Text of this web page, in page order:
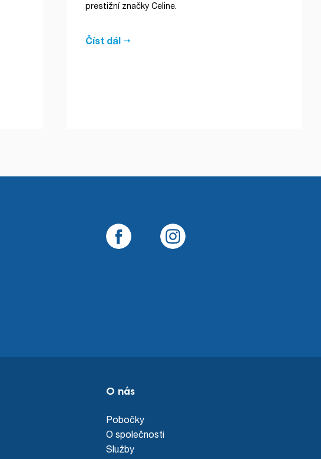
prestižní značky Celine.
Číst dál
O nás
Pobočky
O společnosti
Služby